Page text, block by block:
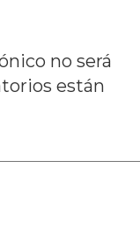
no será
están